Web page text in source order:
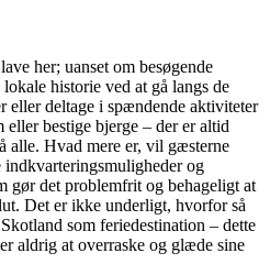
her; uanset om besøgende
historie ved at gå langs de
eller deltage i spændende aktiviteter
eller bestige bjerge – der er altid
alle. Hvad mere er, vil gæsterne
og
gør det problemfrit og behageligt at
Det er ikke underligt, hvorfor så
som feriedestination – dette
aldrig at overraske og glæde sine